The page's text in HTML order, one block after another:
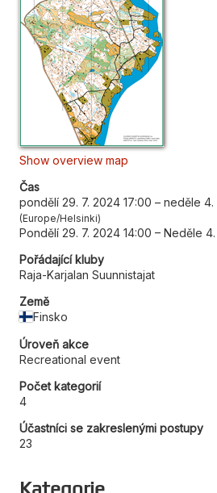
Show overview map
Čas
pondělí 29. 7. 2024 17:00 – neděle 4.
Europe/Helsinki
Pondělí 29. 7. 2024 14:00 – Neděle
Pořádající kluby
Raja-Karjalan Suunnistajat
Země
Finsko
Úroveň akce
Recreational event
Počet kategorií
4
Účastníci se zakreslenými postupy
23
Kategorie